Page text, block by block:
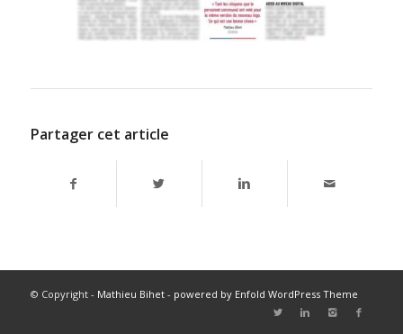
Partager cet article
© Copyright - Mathieu Bihet- powered by Enfold WordPress Theme